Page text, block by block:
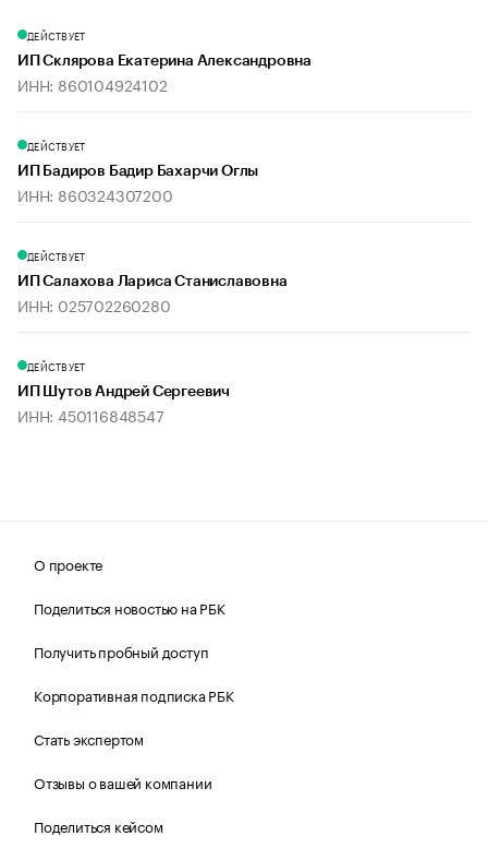
ДЕЙСТВУЕТ
ИП Склярова Екатерина Александровна
ИНН: 860104924102
ДЕЙСТВУЕТ
ИП Бадиров Бадир Бахарчи Оглы
ИНН: 860324307200
ДЕЙСТВУЕТ
ИП Салахова Лариса Станиславовна
ИНН: 025702260280
ДЕЙСТВУЕТ
ИП Шутов Андрей Сергеевич
ИНН: 450116848547
О проекте
Поделиться новостью на РБК
Получить пробный доступ
Корпоративная подписка РБК
Стать экспертом
Отзывы о вашей компании
Поделиться кейсом